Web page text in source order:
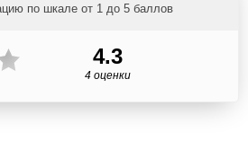
по шкале от 1 до 5 баллов
4.3
4 оценки